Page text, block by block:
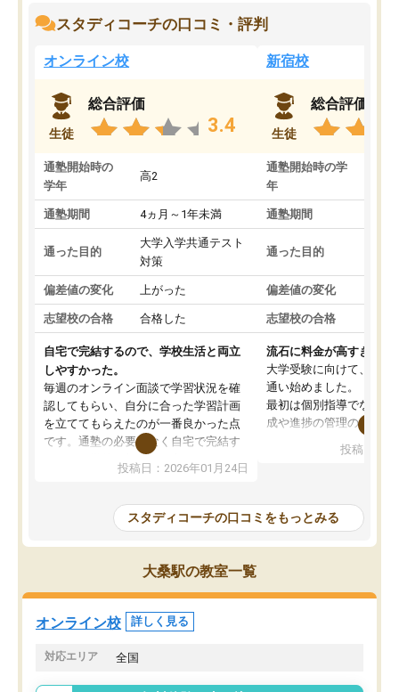
スタディコーチの口コミ・評判
オンライン校
生徒
総合評価
3.4
通塾開始時の
学年
高2
通塾期間 4ヵ月～1年未満
通った目的
大学入学共通テスト
対策
偏差値の変化 上がった
志望校の合格 合格した
自宅で完結するので、学校生活と両立
しやすかった。
毎週のオンライン面談で学習状況を確
認してもらい、自分に合った学習計画
を立ててもらえたのが一番良かった点
です。通塾の必要がなく自宅で完結す
たです。コーチが現役大学生で相談し
安も気軽に話せました。勉強習慣が身
についたと感じています。また、チャ
ットで質問できるのも便利でした。一
人では迷いがちだった受験勉強を、最
だと思います。
投稿日：2026年01月24日
新宿校
生徒
総合評価
通塾開始時の学
年
通塾期間
通った目的
偏差値の変化
志望校の合格
流石に料金が高すぎる
大学受験に向けて、高2
通い始めました。
最初は個別指導でなく、
成や進捗の管理のみのコ
じ個別指導コースに変更
性が良くなかったです。
モチベーションが上がら
にやめてしまいました。
の方の予定が空いていな
投稿日：
スタディコーチの口コミをもっとみる
大桑駅の教室一覧
オンライン校 詳しく見る
対応エリア 全国